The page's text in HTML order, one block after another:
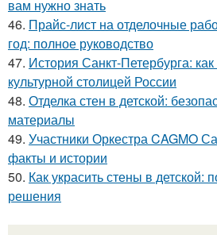
вам нужно знать
46. Прайс-лист на отделочные
год: полное руководство
47. История Санкт-Петербурга:
культурной столицей России
48. Отделка стен в детской:
материалы
49. Участники Оркестра CAGMO
факты и истории
50. Как украсить стены в детской:
решения